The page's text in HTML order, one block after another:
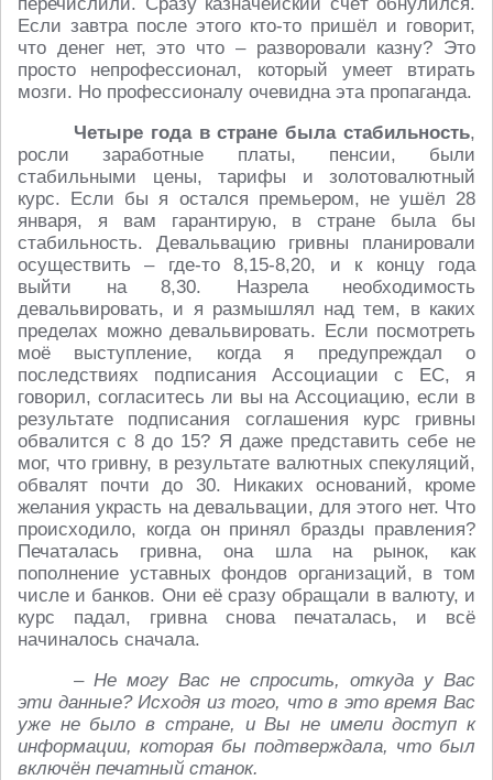
Если завтра после этого кто-то пришёл и говорит,
что денег нет, это что – разворовали казну? Это
просто непрофессионал, который умеет втирать
мозги. Но профессионалу очевидна эта пропаганда.
Четыре года в стране была стабильность,
росли заработные платы, пенсии, были
стабильными цены, тарифы и золотовалютный
курс. Если бы я остался премьером, не ушёл 28
января, я вам гарантирую, в стране была бы
стабильность. Девальвацию гривны планировали
осуществить – где-то 8,15-8,20, и к концу года
выйти на 8,30. Назрела необходимость
девальвировать, и я размышлял над тем, в каких
пределах можно девальвировать. Если посмотреть
моё выступление, когда я предупреждал о
последствиях подписания Ассоциации с ЕС, я
говорил, согласитесь ли вы на Ассоциацию, если в
результате подписания соглашения курс гривны
обвалится с 8 до 15? Я даже представить себе не
мог, что гривну, в результате валютных спекуляций,
обвалят почти до 30. Никаких оснований, кроме
желания украсть на девальвации, для этого нет. Что
происходило, когда он принял бразды правления?
Печаталась гривна, она шла на рынок, как
пополнение уставных фондов организаций, в том
числе и банков. Они её сразу обращали в валюту, и
курс падал, гривна снова печаталась, и всё
начиналось сначала.
– Не могу Вас не спросить, откуда у Вас
эти данные? Исходя из того, что в это время Вас
уже не было в стране, и Вы не имели доступ к
информации, которая бы подтверждала, что был
включён печатный станок.